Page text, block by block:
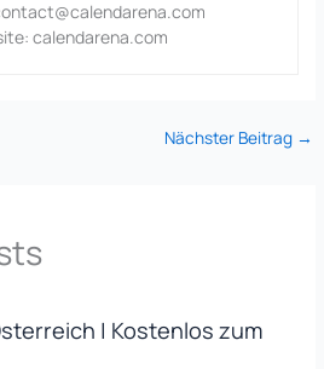
calendarena.com
Nächster Beitrag →
| Kostenlos zum